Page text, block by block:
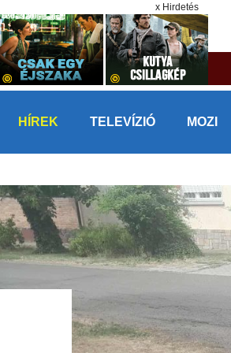
x Hirdetés
HÍREK TELEVÍZIÓ MOZI